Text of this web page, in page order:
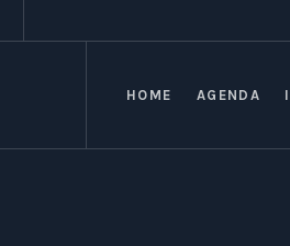
HOME AGENDA